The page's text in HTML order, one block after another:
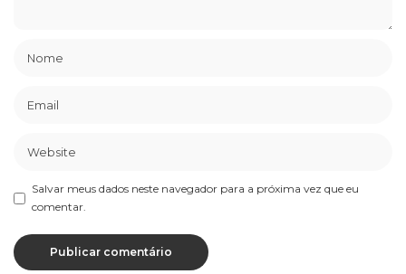
Salvar meus dados neste navegador para a próxima vez que eu
comentar.